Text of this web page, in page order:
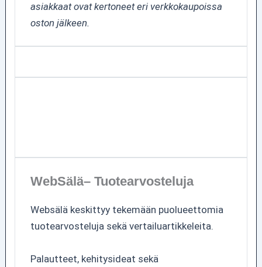
asiakkaat ovat kertoneet eri verkkokaupoissa
oston jälkeen.
WebSälä– Tuotearvosteluja
Websälä keskittyy tekemään puolueettomia
tuotearvosteluja sekä vertailuartikkeleita.
Palautteet, kehitysideat sekä